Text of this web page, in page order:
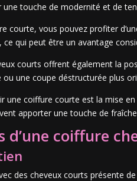
touche de modernité et de
courte, vous pouvez profiter
qui peut être un avantage
courts offrent également la
ou une coupe déstructurée plus
une coiffure courte est la mise
apporter une touche de
d’une coiffure
des cheveux courts présente